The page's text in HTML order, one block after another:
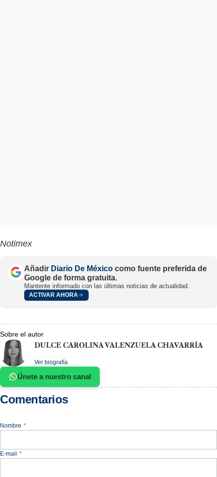
Notimex
Añadir Diario De México como fuente preferida de
Google de forma gratuita.
Mantente informado con las últimas noticias de actualidad.
ACTIVAR AHORA
Sobre el autor
DULCE CAROLINA VALENZUELA CHAVARRÍA
Ver biografía
Únete a nuestro canal
Comentarios
Nombre *
E-mail *